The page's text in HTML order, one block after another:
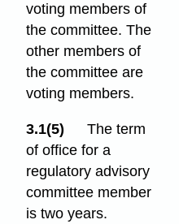
voting members of
the committee. The
other members of
the committee are
voting members.
3.1(5)
The term
of office for a
regulatory advisory
committee member
is two years.